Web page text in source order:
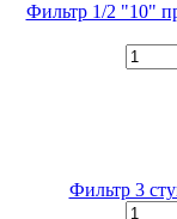
Фильтр 1/2 "10"
Фильтр 3